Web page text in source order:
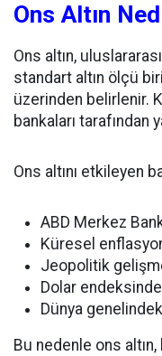
Ons Altın
Ons altın,
standart altın ölçü
üzerinden belirlenir.
bankaları tarafından
Ons altını etkileyen
ABD Merkez
Küresel
Jeopolitik
Dolar
Dünya
Bu nedenle ons